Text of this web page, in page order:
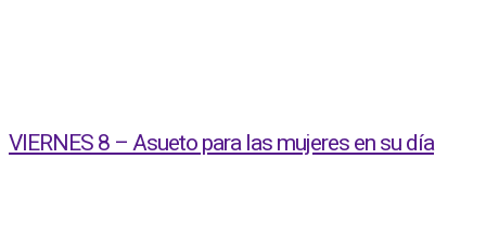
VIERNES 8 – Asueto para las mujeres en su día